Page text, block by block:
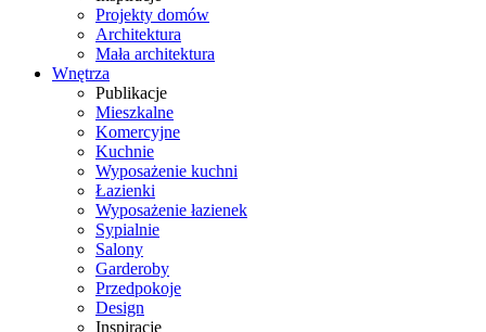
Projekty domów
Architektura
Mała architektura
Wnętrza
Publikacje
Mieszkalne
Komercyjne
Kuchnie
Wyposażenie kuchni
Łazienki
Wyposażenie łazienek
Sypialnie
Salony
Garderoby
Przedpokoje
Design
Inspiracje